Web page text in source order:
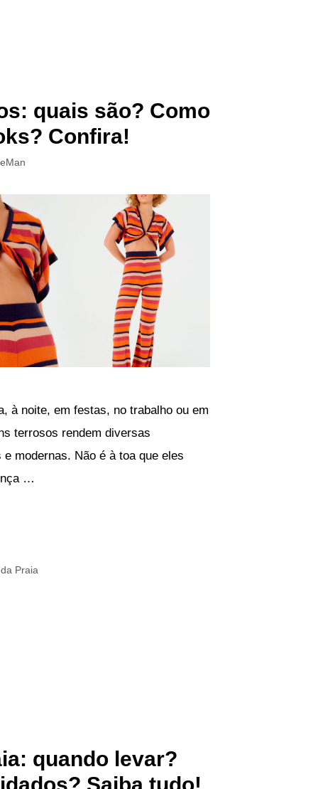
quais são? Como
Confira!
à noite, em festas, no trabalho ou em
terrosos rendem diversas
modernas. Não é à toa que eles
…
Praia
quando levar?
Saiba tudo!